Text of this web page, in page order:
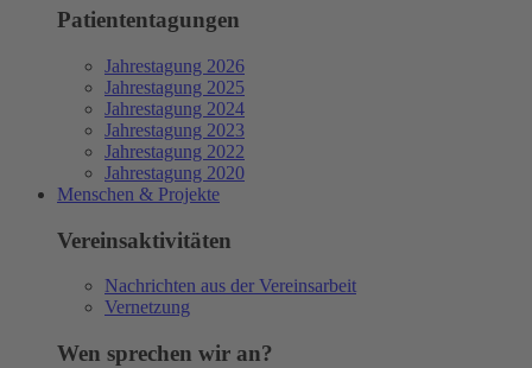
Patiententagungen
Jahrestagung 2026
Jahrestagung 2025
Jahrestagung 2024
Jahrestagung 2023
Jahrestagung 2022
Jahrestagung 2020
Menschen & Projekte
Vereinsaktivitäten
Nachrichten aus der Vereinsarbeit
Vernetzung
Wen sprechen wir an?